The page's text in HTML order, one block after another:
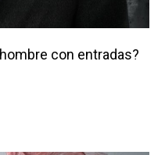
con entradas?